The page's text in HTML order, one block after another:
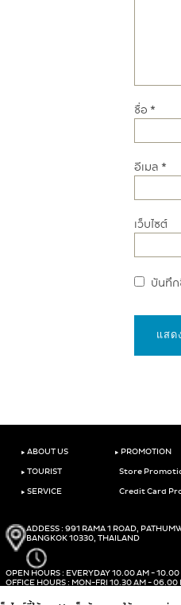
ชื่อ *
อีเมล *
เว็บไซต์
บันทึก
‣ ABOUT US
‣ TOURIST
‣ SERVICE
‣ PROMOTION
Store
Credit Card
ADDESS : 991 RAMA 1 ROAD,
BANGKOK 10330, THAILAND
OPEN HOURS : EVERYDAY 10.00 AM - 10.00
OFFICE HOURS : MON-FRI 10.30 AM - 06.00